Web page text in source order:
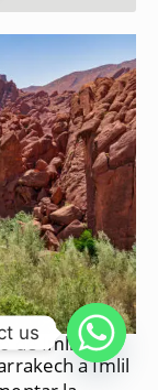
de Imlil
a Imlil
us